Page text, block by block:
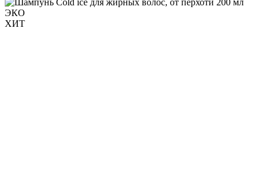
ЭКО
ХИТ